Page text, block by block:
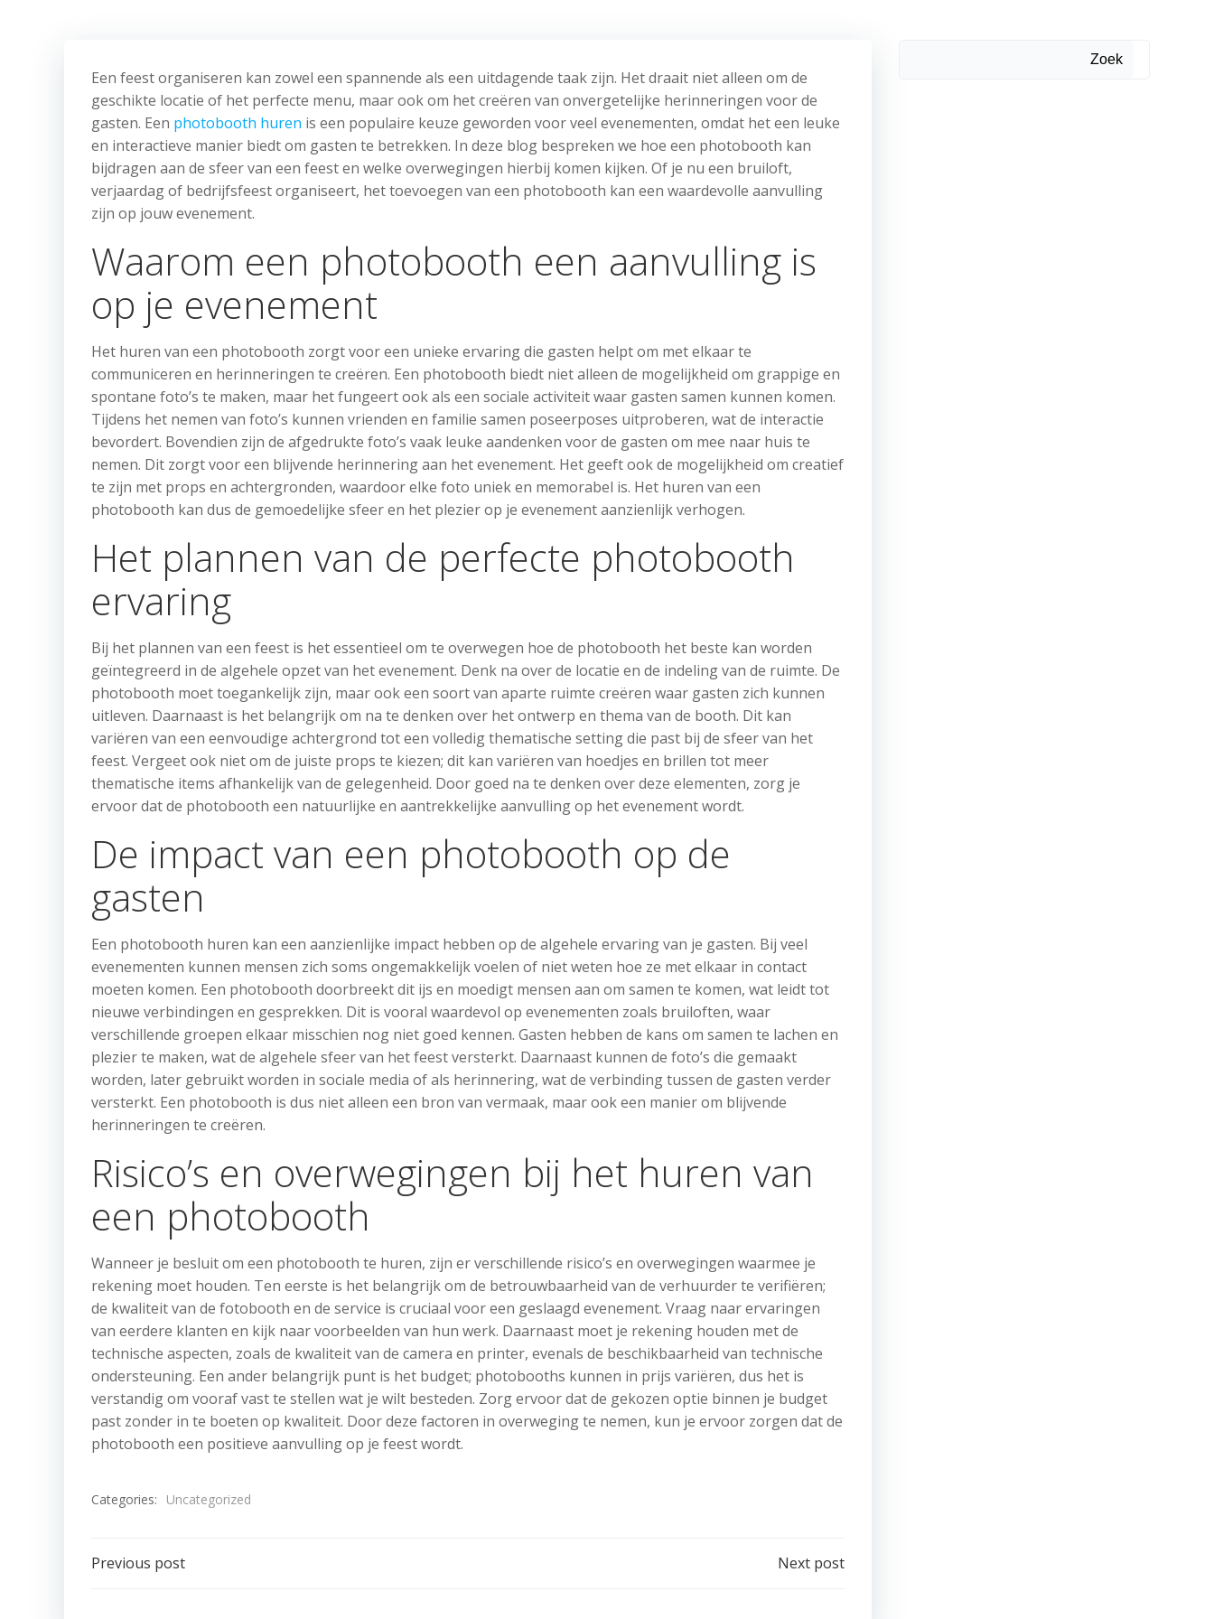
Een feest organiseren kan zowel een spannende als een uitdagende taak zijn. Het draait niet alleen om de
geschikte locatie of het perfecte menu, maar ook om het creëren van onvergetelijke herinneringen voor de
gasten. Een photobooth huren is een populaire keuze geworden voor veel evenementen, omdat het een leuke
en interactieve manier biedt om gasten te betrekken. In deze blog bespreken we hoe een photobooth kan
bijdragen aan de sfeer van een feest en welke overwegingen hierbij komen kijken. Of je nu een bruiloft,
verjaardag of bedrijfsfeest organiseert, het toevoegen van een photobooth kan een waardevolle aanvulling
zijn op jouw evenement.
Waarom een photobooth een aanvulling is
op je evenement
Het huren van een photobooth zorgt voor een unieke ervaring die gasten helpt om met elkaar te
communiceren en herinneringen te creëren. Een photobooth biedt niet alleen de mogelijkheid om grappige en
spontane foto’s te maken, maar het fungeert ook als een sociale activiteit waar gasten samen kunnen komen.
Tijdens het nemen van foto’s kunnen vrienden en familie samen poseerposes uitproberen, wat de interactie
bevordert. Bovendien zijn de afgedrukte foto’s vaak leuke aandenken voor de gasten om mee naar huis te
nemen. Dit zorgt voor een blijvende herinnering aan het evenement. Het geeft ook de mogelijkheid om creatief
te zijn met props en achtergronden, waardoor elke foto uniek en memorabel is. Het huren van een
photobooth kan dus de gemoedelijke sfeer en het plezier op je evenement aanzienlijk verhogen.
Het plannen van de perfecte photobooth
ervaring
Bij het plannen van een feest is het essentieel om te overwegen hoe de photobooth het beste kan worden
geïntegreerd in de algehele opzet van het evenement. Denk na over de locatie en de indeling van de ruimte. De
photobooth moet toegankelijk zijn, maar ook een soort van aparte ruimte creëren waar gasten zich kunnen
uitleven. Daarnaast is het belangrijk om na te denken over het ontwerp en thema van de booth. Dit kan
variëren van een eenvoudige achtergrond tot een volledig thematische setting die past bij de sfeer van het
feest. Vergeet ook niet om de juiste props te kiezen; dit kan variëren van hoedjes en brillen tot meer
thematische items afhankelijk van de gelegenheid. Door goed na te denken over deze elementen, zorg je
ervoor dat de photobooth een natuurlijke en aantrekkelijke aanvulling op het evenement wordt.
De impact van een photobooth op de
gasten
Een photobooth huren kan een aanzienlijke impact hebben op de algehele ervaring van je gasten. Bij veel
evenementen kunnen mensen zich soms ongemakkelijk voelen of niet weten hoe ze met elkaar in contact
moeten komen. Een photobooth doorbreekt dit ijs en moedigt mensen aan om samen te komen, wat leidt tot
nieuwe verbindingen en gesprekken. Dit is vooral waardevol op evenementen zoals bruiloften, waar
verschillende groepen elkaar misschien nog niet goed kennen. Gasten hebben de kans om samen te lachen en
plezier te maken, wat de algehele sfeer van het feest versterkt. Daarnaast kunnen de foto’s die gemaakt
worden, later gebruikt worden in sociale media of als herinnering, wat de verbinding tussen de gasten verder
versterkt. Een photobooth is dus niet alleen een bron van vermaak, maar ook een manier om blijvende
herinneringen te creëren.
Risico’s en overwegingen bij het huren van
een photobooth
Wanneer je besluit om een photobooth te huren, zijn er verschillende risico’s en overwegingen waarmee je
rekening moet houden. Ten eerste is het belangrijk om de betrouwbaarheid van de verhuurder te verifiëren;
de kwaliteit van de fotobooth en de service is cruciaal voor een geslaagd evenement. Vraag naar ervaringen
van eerdere klanten en kijk naar voorbeelden van hun werk. Daarnaast moet je rekening houden met de
technische aspecten, zoals de kwaliteit van de camera en printer, evenals de beschikbaarheid van technische
ondersteuning. Een ander belangrijk punt is het budget; photobooths kunnen in prijs variëren, dus het is
verstandig om vooraf vast te stellen wat je wilt besteden. Zorg ervoor dat de gekozen optie binnen je budget
past zonder in te boeten op kwaliteit. Door deze factoren in overweging te nemen, kun je ervoor zorgen dat de
photobooth een positieve aanvulling op je feest wordt.
Categories: Uncategorized
Post
Previous post Next post
Zoek